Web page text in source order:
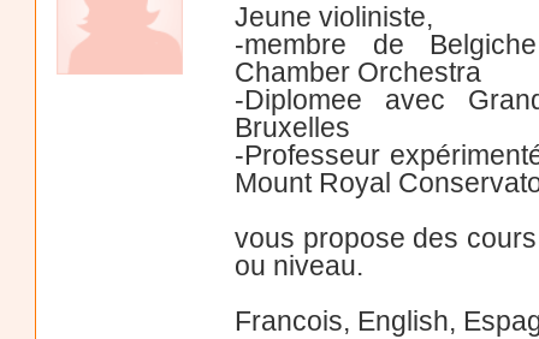
Jeune violiniste,
-membre de
Chamber Orchestra
-Diplomee avec
Bruxelles
-Professeur
Mount Royal
vous propose des
ou niveau.
Francois, English,